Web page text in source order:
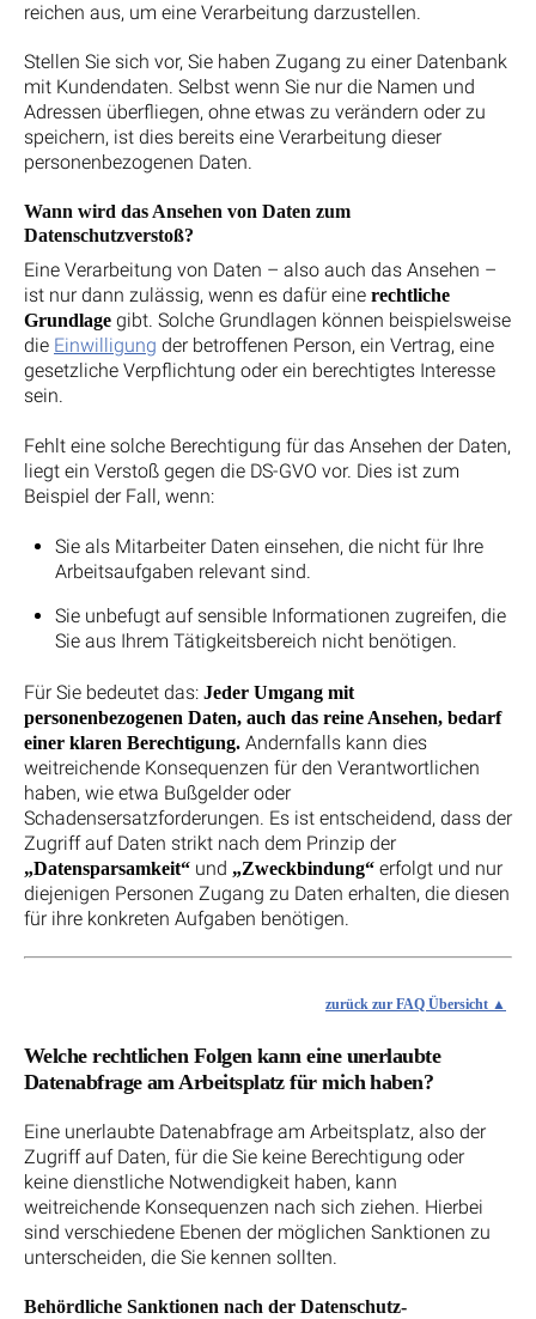
reichen aus, um eine Verarbeitung darzustellen.
Stellen Sie sich vor, Sie haben Zugang zu einer Datenbank
mit Kundendaten. Selbst wenn Sie nur die Namen und
Adressen überfliegen, ohne etwas zu verändern oder zu
speichern, ist dies bereits eine Verarbeitung dieser
personenbezogenen Daten.
Wann wird das Ansehen von Daten zum
Datenschutzverstoß?
Eine Verarbeitung von Daten – also auch das Ansehen –
ist nur dann zulässig, wenn es dafür eine rechtliche
Grundlage gibt. Solche Grundlagen können beispielsweise
die Einwilligung der betroffenen Person, ein Vertrag, eine
gesetzliche Verpflichtung oder ein berechtigtes Interesse
sein.
Fehlt eine solche Berechtigung für das Ansehen der Daten,
liegt ein Verstoß gegen die DS-GVO vor. Dies ist zum
Beispiel der Fall, wenn:
Sie als Mitarbeiter Daten einsehen, die nicht für Ihre
Arbeitsaufgaben relevant sind.
Sie unbefugt auf sensible Informationen zugreifen, die
Sie aus Ihrem Tätigkeitsbereich nicht benötigen.
Für Sie bedeutet das: Jeder Umgang mit
personenbezogenen Daten, auch das reine Ansehen, bedarf
einer klaren Berechtigung. Andernfalls kann dies
weitreichende Konsequenzen für den Verantwortlichen
haben, wie etwa Bußgelder oder
Schadensersatzforderungen. Es ist entscheidend, dass der
Zugriff auf Daten strikt nach dem Prinzip der
„Datensparsamkeit“ und „Zweckbindung“ erfolgt und nur
diejenigen Personen Zugang zu Daten erhalten, die diesen
für ihre konkreten Aufgaben benötigen.
zurück zur FAQ Übersicht
Welche rechtlichen Folgen kann eine unerlaubte
Datenabfrage am Arbeitsplatz für mich haben?
Eine unerlaubte Datenabfrage am Arbeitsplatz, also der
Zugriff auf Daten, für die Sie keine Berechtigung oder
keine dienstliche Notwendigkeit haben, kann
weitreichende Konsequenzen nach sich ziehen. Hierbei
sind verschiedene Ebenen der möglichen Sanktionen zu
unterscheiden, die Sie kennen sollten.
Behördliche Sanktionen nach der Datenschutz-